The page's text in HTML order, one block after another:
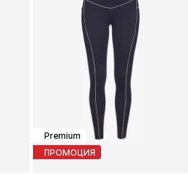
Premium
ПРОМОЦИЯ